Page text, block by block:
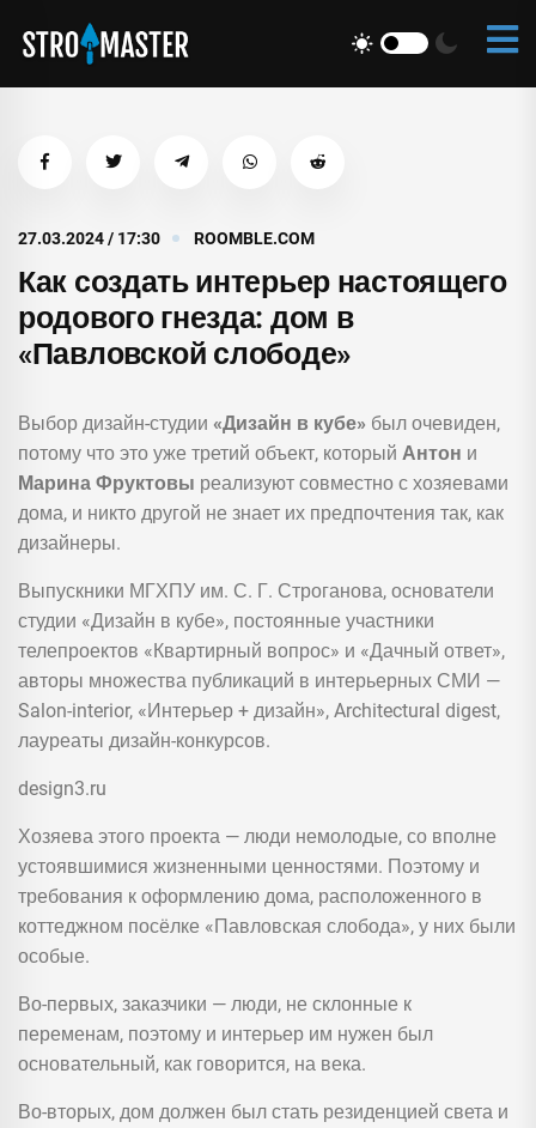
27.03.2024 / 17:30 ROOMBLE.COM
Как создать интерьер настоящего
родового гнезда: дом в
«Павловской слободе»
Выбор дизайн-студии «Дизайн в кубе» был очевиден,
потому что это уже третий объект, который Антон и
Марина Фруктовы реализуют совместно с хозяевами
дома, и никто другой не знает их предпочтения так, как
дизайнеры.
Выпускники МГХПУ им. С. Г. Строганова, основатели
студии «Дизайн в кубе», постоянные участники
телепроектов «Квартирный вопрос» и «Дачный ответ»,
авторы множества публикаций в интерьерных СМИ —
Salon-interior, «Интерьер + дизайн», Architectural digest,
лауреаты дизайн-конкурсов.
design3.ru
Хозяева этого проекта — люди немолодые, со вполне
устоявшимися жизненными ценностями. Поэтому и
требования к оформлению дома, расположенного в
коттеджном посёлке «Павловская слобода», у них были
особые.
Во-первых, заказчики — люди, не склонные к
переменам, поэтому и интерьер им нужен был
основательный, как говорится, на века.
Во-вторых, дом должен был стать резиденцией света и